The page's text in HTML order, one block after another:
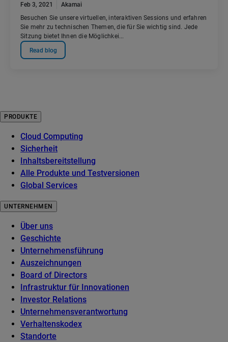
Feb 3, 2021
Akamai
Besuchen Sie unsere virtuellen, interaktiven Sessions und erfahren
Sie mehr zu technischen Themen, die für Sie wichtig sind. Jede
Sitzung bietet Ihnen die Möglichkei...
Read blog
PRODUKTE
Cloud Computing
Sicherheit
Inhaltsbereitstellung
Alle Produkte und Testversionen
Global Services
UNTERNEHMEN
Über uns
Geschichte
Unternehmensführung
Auszeichnungen
Board of Directors
Infrastruktur für Innovationen
Investor Relations
Unternehmensverantwortung
Verhaltenskodex
Standorte